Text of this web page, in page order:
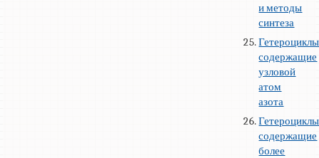
и методы
синтеза
содержащие
узловой
атом
азота
содержащие
более